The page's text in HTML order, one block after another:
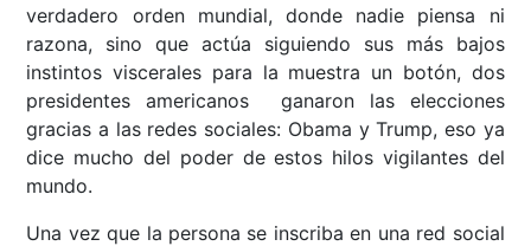
verdadero orden mundial, donde nadie piensa ni
razona, sino que actúa siguiendo sus más bajos
instintos viscerales para la muestra un botón, dos
presidentes americanos ganaron las elecciones
gracias a las redes sociales: Obama y Trump, eso ya
dice mucho del poder de estos hilos vigilantes del
mundo.
Una vez que la persona se inscriba en una red social